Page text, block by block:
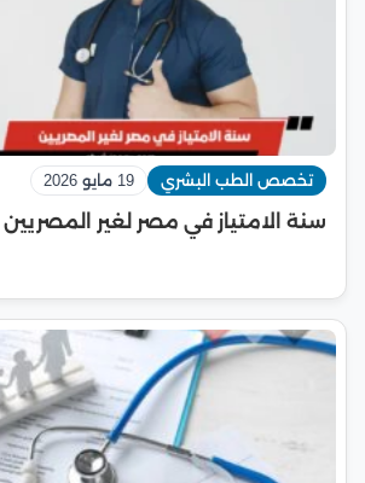
تخصص الطب البشري 19 مايو 2026
سنة الامتياز في مصر لغير المصريين